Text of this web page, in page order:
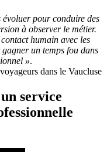
pour conduire des
à observer le métier.
humain avec les
un temps fou dans
».
dans le Vaucluse
service